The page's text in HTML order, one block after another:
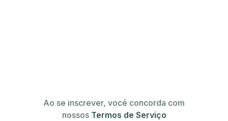
Ao se inscrever, você concorda com
nossos Termos de Serviço